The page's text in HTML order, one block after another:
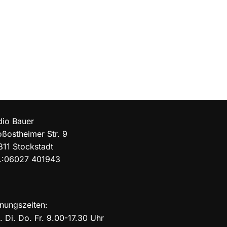
Bauer
Str. 9
Stockstadt
401943
Di. Do. Fr. 9.00-17.30 Uhr